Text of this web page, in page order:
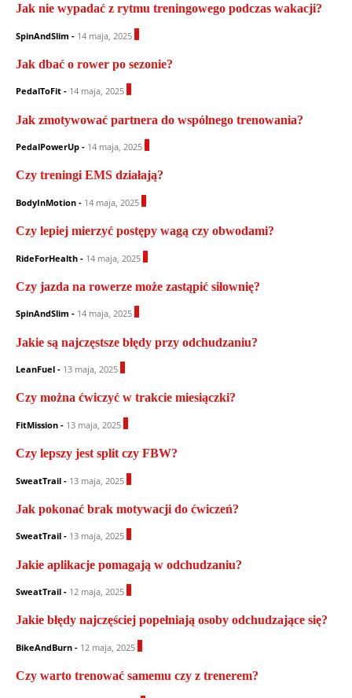
Jak nie wypadać z rytmu treningowego podczas wakacji?
SpinAndSlim - 14 maja, 2025
Jak dbać o rower po sezonie?
PedalToFit - 14 maja, 2025
Jak zmotywować partnera do wspólnego trenowania?
PedalPowerUp - 14 maja, 2025
Czy treningi EMS działają?
BodyInMotion - 14 maja, 2025
Czy lepiej mierzyć postępy wagą czy obwodami?
RideForHealth - 14 maja, 2025
Czy jazda na rowerze może zastąpić siłownię?
SpinAndSlim - 14 maja, 2025
Jakie są najczęstsze błędy przy odchudzaniu?
LeanFuel - 13 maja, 2025
Czy można ćwiczyć w trakcie miesiączki?
FitMission - 13 maja, 2025
Czy lepszy jest split czy FBW?
SweatTrail - 13 maja, 2025
Jak pokonać brak motywacji do ćwiczeń?
SweatTrail - 13 maja, 2025
Jakie aplikacje pomagają w odchudzaniu?
SweatTrail - 12 maja, 2025
Jakie błędy najczęściej popełniają osoby odchudzające się?
BikeAndBurn - 12 maja, 2025
Czy warto trenować samemu czy z trenerem?